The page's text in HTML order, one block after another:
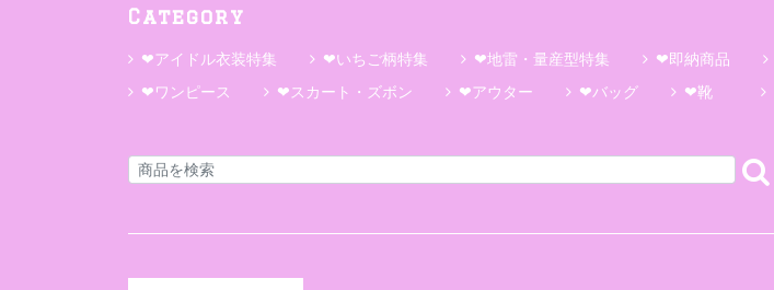
Category
❤アイドル衣装特集 ❤いちご柄特集 ❤地雷・量産型特集 ❤即納商品
❤ワンピース
❤スカート・ズボン ❤アウター ❤バッグ ❤靴